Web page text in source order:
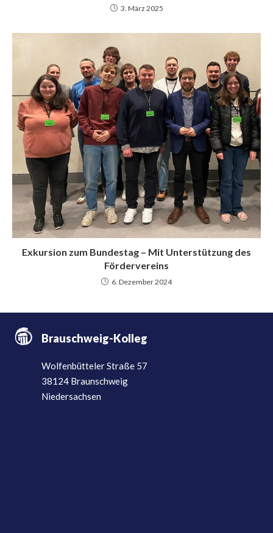
3. März 2025
Exkursion zum Bundestag – Mit Unterstützung des
Fördervereins
6. Dezember 2024
Brauschweig-Kolleg
Wolfenbütteler Straße 57
38124 Braunschweig
Niedersachsen